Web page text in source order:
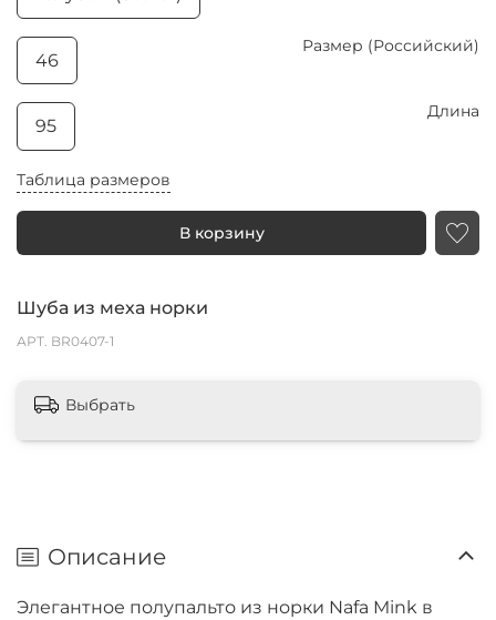
Шуба из меха норки
АРТ. BR0407-1
Таблица размеров
В корзину
Размер (Российский)
46
Длина
95
Выбрать
Описание
Элегантное полупальто из норки Nafa Mink в